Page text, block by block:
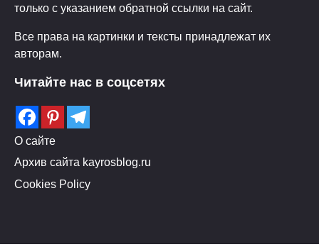
только с указанием обратной ссылки на сайт.
Все права на картинки и тексты принадлежат их
авторам.
Читайте нас в соцсетях
О сайте
Архив сайта kayrosblog.ru
Cookies Policy